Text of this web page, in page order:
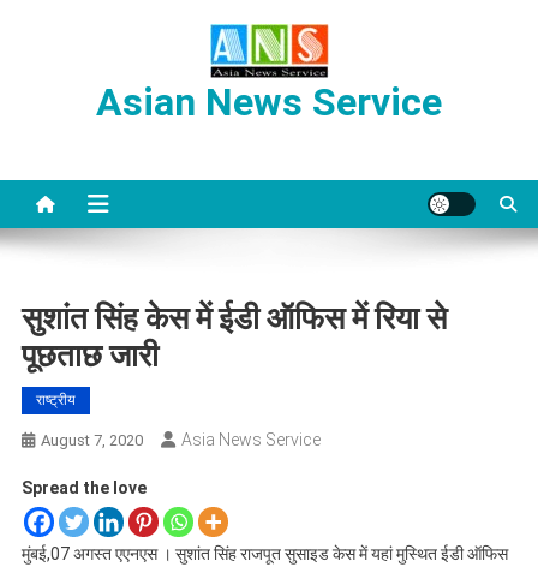
Asian News Service
सुशांत सिंह केस में ईडी ऑफिस में रिया से
पूछताछ जारी
राष्ट्रीय
August 7, 2020 Asia News Service
Spread the love
मुंबई,07 अगस्त एएनएस । सुशांत सिंह राजपूत सुसाइड केस में यहां मुस्थित ईडी ऑफिस